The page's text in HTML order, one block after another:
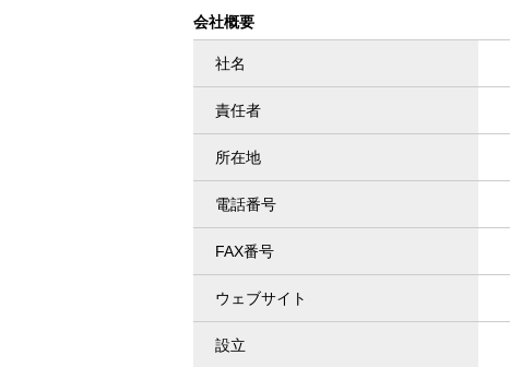
会社概要
社名
責任者
所在地
電話番号
FAX番号
ウェブサイト
設立